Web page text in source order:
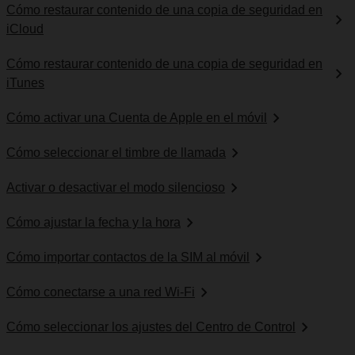
Cómo restaurar contenido de una copia de seguridad en
iCloud
Cómo restaurar contenido de una copia de seguridad en
iTunes
Cómo activar una Cuenta de Apple en el móvil
Cómo seleccionar el timbre de llamada
Activar o desactivar el modo silencioso
Cómo ajustar la fecha y la hora
Cómo importar contactos de la SIM al móvil
Cómo conectarse a una red Wi-Fi
Cómo seleccionar los ajustes del Centro de Control